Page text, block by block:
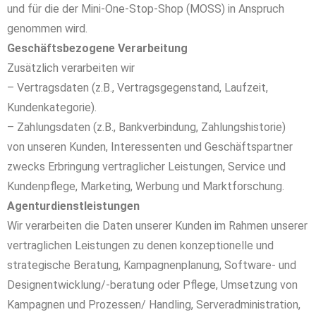
und für die der Mini-One-Stop-Shop (MOSS) in Anspruch
genommen wird.
Geschäftsbezogene Verarbeitung
Zusätzlich verarbeiten wir
– Vertragsdaten (z.B., Vertragsgegenstand, Laufzeit,
Kundenkategorie).
– Zahlungsdaten (z.B., Bankverbindung, Zahlungshistorie)
von unseren Kunden, Interessenten und Geschäftspartner
zwecks Erbringung vertraglicher Leistungen, Service und
Kundenpflege, Marketing, Werbung und Marktforschung.
Agenturdienstleistungen
Wir verarbeiten die Daten unserer Kunden im Rahmen unserer
vertraglichen Leistungen zu denen konzeptionelle und
strategische Beratung, Kampagnenplanung, Software- und
Designentwicklung/-beratung oder Pflege, Umsetzung von
Kampagnen und Prozessen/ Handling, Serveradministration,